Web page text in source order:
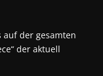
der gesamten
der aktuell